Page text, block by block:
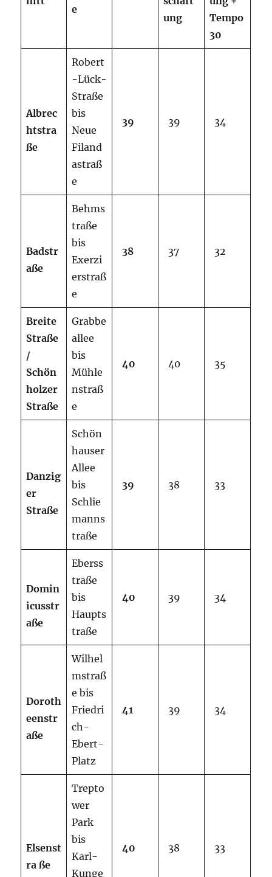
e
ung
Tempo
30
Albrec
htstra
ße
Robert
-Lück-
Straße
bis
Neue
Filand
astraß
e
39 39 34
Badstr
aße
Behms
traße
bis
Exerzi
erstraß
e
38 37 32
Breite
Straße
/
Schön
holzer
Straße
Grabbe
allee
bis
Mühle
nstraß
e
40 40 35
Danzig
er
Straße
Schön
hauser
Allee
bis
Schlie
manns
traße
39 38 33
Domin
icusstr
aße
Eberss
traße
bis
Haupts
traße
40 39 34
Doroth
eenstr
aße
Wilhel
mstraß
e bis
Friedri
ch-
Ebert-
Platz
41 39 34
Elsenst
ra ße
Trepto
wer
Park
bis
Karl-
Kunge
40 38 33